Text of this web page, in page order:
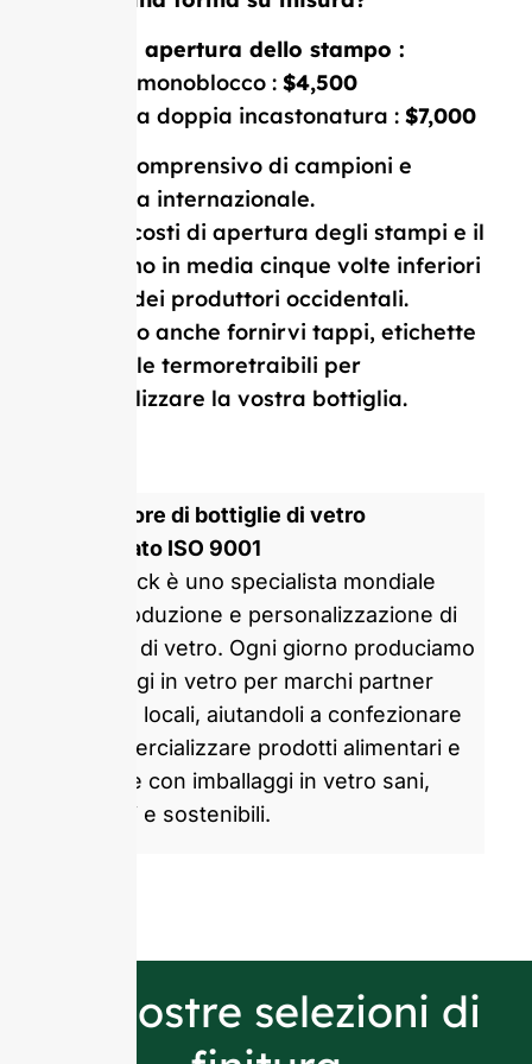
Costo di apertura dello stampo :
Stampo monoblocco : $4,500
Stampo a doppia incastonatura : $7,000
Prezzo comprensivo di campioni e
consegna internazionale.
I nostri costi di apertura degli stampi e il
MOQ sono in media cinque volte inferiori
a quelli dei produttori occidentali.
Possiamo anche fornirvi tappi, etichette
e pellicole termoretraibili per
personalizzare la vostra bottiglia.
Produttore di bottiglie di vetro
certificato ISO 9001
GlassRock è uno specialista mondiale
nella produzione e personalizzazione di
bottiglie di vetro. Ogni giorno produciamo
imballaggi in vetro per marchi partner
globali e locali, aiutandoli a confezionare
e commercializzare prodotti alimentari e
bevande con imballaggi in vetro sani,
attraenti e sostenibili.
Le nostre selezioni di